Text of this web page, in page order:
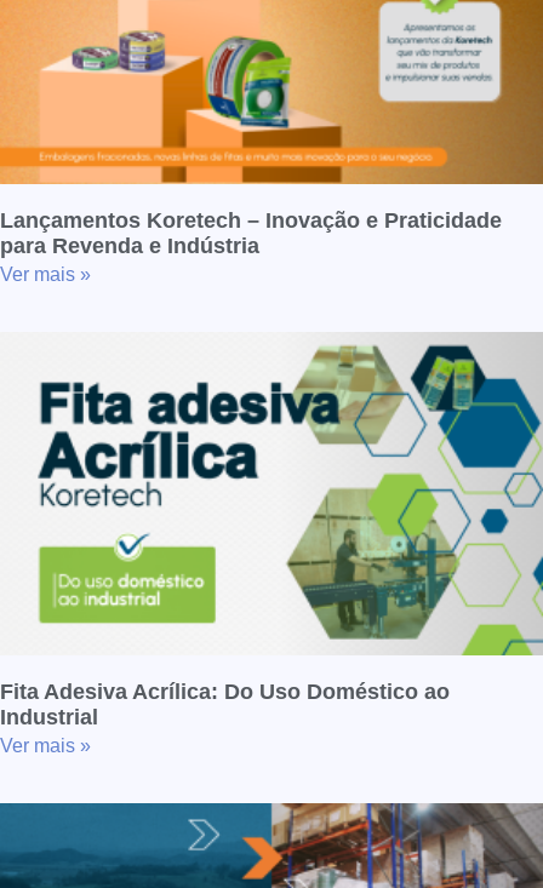
Lançamentos Koretech – Inovação e Praticidade
para Revenda e Indústria
Ver mais »
Fita Adesiva Acrílica: Do Uso Doméstico ao
Industrial
Ver mais »